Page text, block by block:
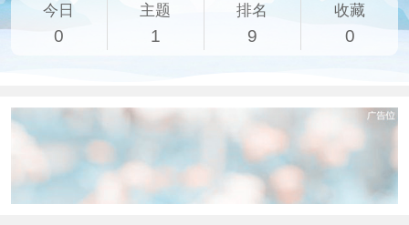
今日
0
主题
1
排名
9
收藏
0